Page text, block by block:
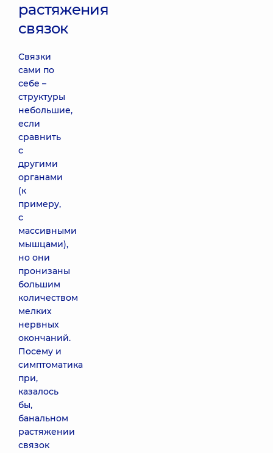
растяжения
связок
Связки
сами по
себе –
структуры
небольшие,
если
сравнить
с
другими
органами
(к
примеру,
с
массивными
мышцами),
но они
пронизаны
большим
количеством
мелких
нервных
окончаний.
Посему и
симптоматика
при,
казалось
бы,
банальном
растяжении
связок